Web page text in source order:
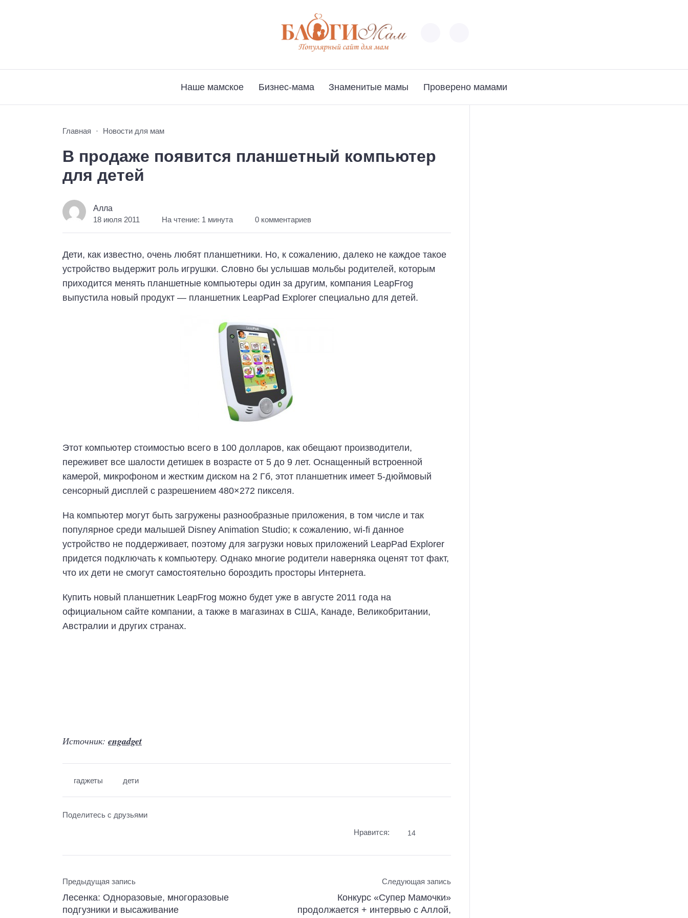
Наше мамское Бизнес-мама Знаменитые мамы Проверено мамами
Главная Новости для мам
В продаже появится планшетный компьютер
для детей
Алла
18 июля 2011 На чтение: 1 минута 0 комментариев
Дети, как известно, очень любят планшетники. Но, к сожалению, далеко не каждое такое
устройство выдержит роль игрушки. Словно бы услышав мольбы родителей, которым
приходится менять планшетные компьютеры один за другим, компания LeapFrog
выпустила новый продукт — планшетник LeapPad Explorer специально для детей.
Этот компьютер стоимостью всего в 100 долларов, как обещают производители,
переживет все шалости детишек в возрасте от 5 до 9 лет. Оснащенный встроенной
камерой, микрофоном и жестким диском на 2 Гб, этот планшетник имеет 5-дюймовый
сенсорный дисплей с разрешением 480×272 пикселя.
На компьютер могут быть загружены разнообразные приложения, в том числе и так
популярное среди малышей Disney Animation Studio; к сожалению, wi-fi данное
устройство не поддерживает, поэтому для загрузки новых приложений LeapPad Explorer
придется подключать к компьютеру. Однако многие родители наверняка оценят тот факт,
что их дети не смогут самостоятельно бороздить просторы Интернета.
Купить новый планшетник LeapFrog можно будет уже в августе 2011 года на
официальном сайте компании, а также в магазинах в США, Канаде, Великобритании,
Австралии и других странах.
Источник: engadget
гаджеты дети
Поделитесь с друзьями
Нравится: 14
Предыдущая запись
Лесенка: Одноразовые, многоразовые
подгузники и высаживание
Следующая запись
Конкурс «Супер Мамочки»
продолжается + интервью с Аллой,